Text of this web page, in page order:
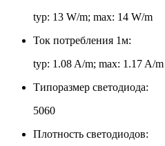
typ: 13 W/m; max: 14 W/m
Ток потребления 1м:
typ: 1.08 A/m; max: 1.17 A/m
Типоразмер светодиода:
5060
Плотность светодиодов: